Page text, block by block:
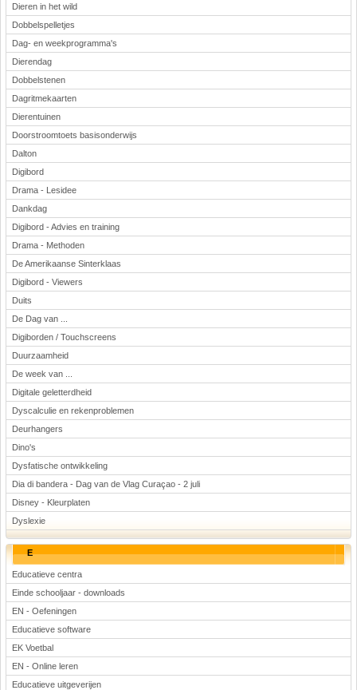
Dieren in het wild
Dobbelspelletjes
Dag- en weekprogramma's
Dierendag
Dobbelstenen
Dagritmekaarten
Dierentuinen
Doorstroomtoets basisonderwijs
Dalton
Digibord
Drama - Lesidee
Dankdag
Digibord - Advies en training
Drama - Methoden
De Amerikaanse Sinterklaas
Digibord - Viewers
Duits
De Dag van ...
Digiborden / Touchscreens
Duurzaamheid
De week van ...
Digitale geletterdheid
Dyscalculie en rekenproblemen
Deurhangers
Dino's
Dysfatische ontwikkeling
Dia di bandera - Dag van de Vlag Curaçao - 2 juli
Disney - Kleurplaten
Dyslexie
E
Educatieve centra
Einde schooljaar - downloads
EN - Oefeningen
Educatieve software
EK Voetbal
EN - Online leren
Educatieve uitgeverijen